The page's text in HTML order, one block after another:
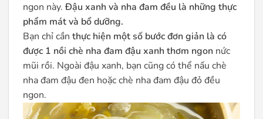
ngon này. Đậu xanh và nha đam đều là những thực
phẩm mát và bổ dưỡng.
Bạn chỉ cần thực hiện một số bước đơn giản là có
được 1 nồi chè nha đam đậu xanh thơm ngon nức
mũi rồi. Ngoài đậu xanh, bạn cũng có thể nấu chè
nha đam đậu đen hoặc chè nha đam đậu đỏ đều
ngon.